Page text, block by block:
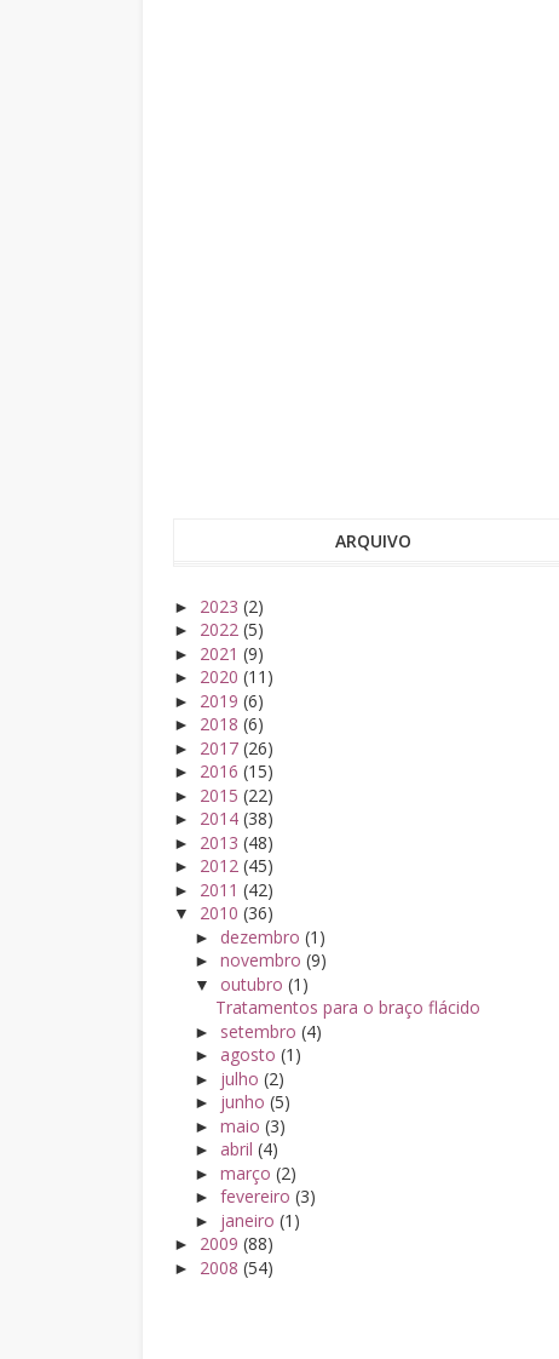
ARQUIVO
► 2023 (2)
► 2022 (5)
► 2021 (9)
► 2020 (11)
► 2019 (6)
► 2018 (6)
► 2017 (26)
► 2016 (15)
► 2015 (22)
► 2014 (38)
► 2013 (48)
► 2012 (45)
► 2011 (42)
▼ 2010 (36)
► dezembro (1)
► novembro (9)
▼ outubro (1)
Tratamentos para o braço flácido
► setembro (4)
► agosto (1)
► julho (2)
► junho (5)
► maio (3)
► abril (4)
► março (2)
► fevereiro (3)
► janeiro (1)
► 2009 (88)
► 2008 (54)